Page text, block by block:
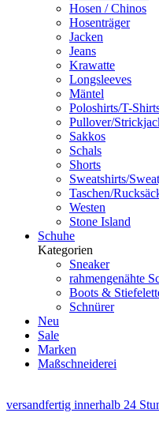
Hosen / Chinos
Hosenträger
Jacken
Jeans
Krawatte
Longsleeves
Mäntel
Poloshirts/T-
Pullover/
Sakkos
Schals
Shorts
Sweatshirts/
Taschen/
Westen
Stone Island
Schuhe
Kategorien
Sneaker
rahmengenähte
Boots &
Schnürer
Neu
Sale
Marken
Maßschneiderei
versandfertig innerhalb 24